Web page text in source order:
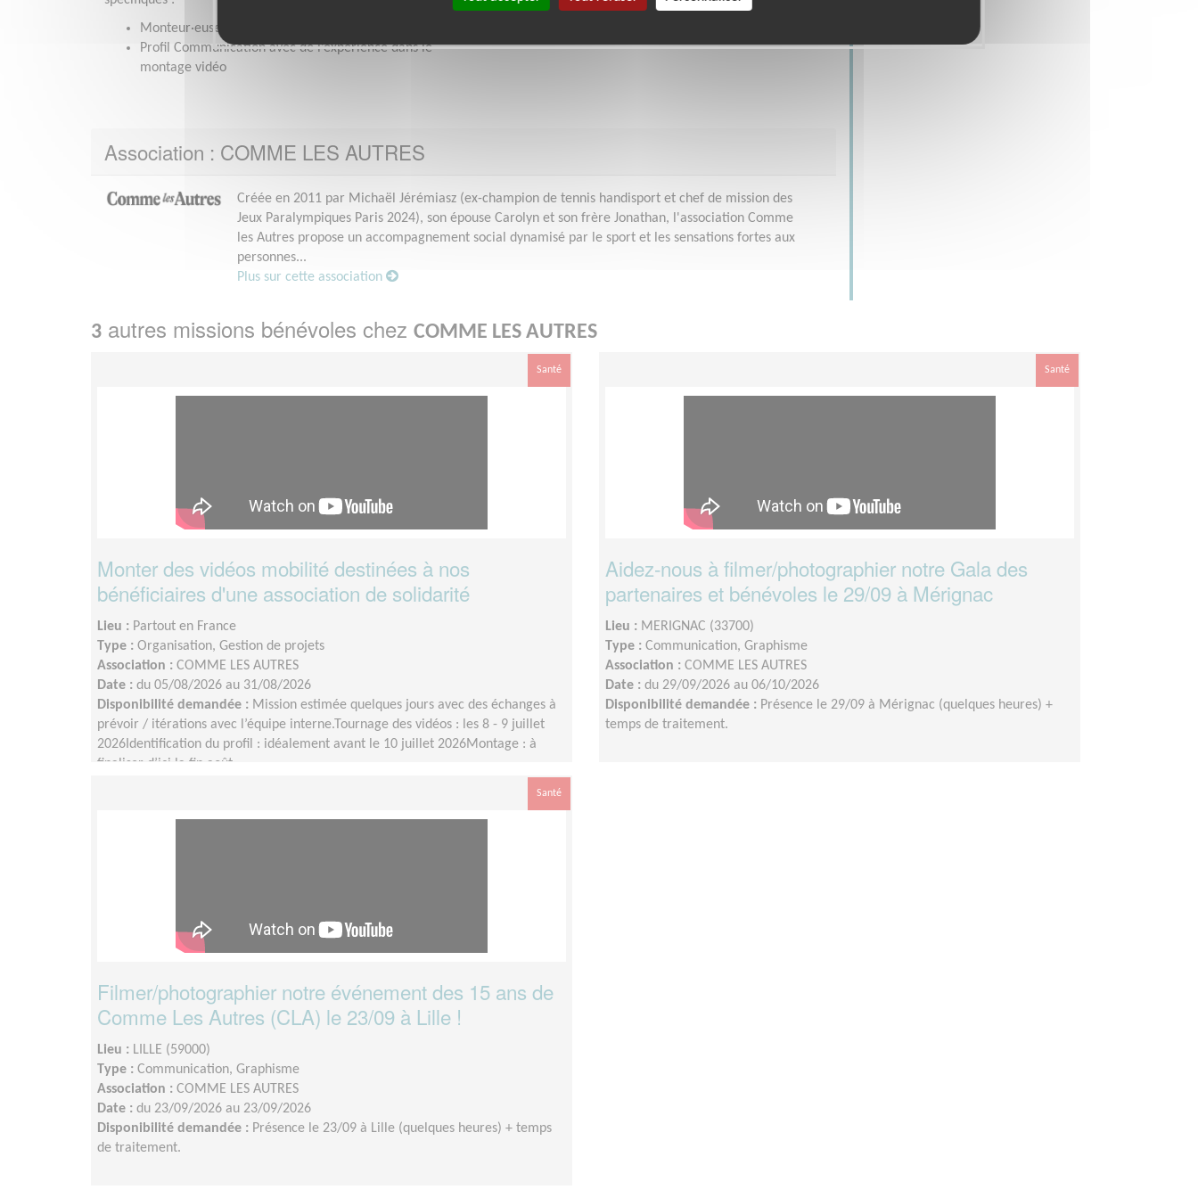
Monteur·euse audio-visuel
Profil Communication avec de l’expérience dans le
montage vidéo
idéalement avant le 10 juillet 2026. Montage : à finaliser
Association : COMME LES AUTRES
Créée en 2011 par Michaël Jérémiasz (ex-champion de tennis handisport et chef de mission des
Jeux Paralympiques Paris 2024), son épouse Carolyn et son frère Jonathan, l'association Comme
les Autres propose un accompagnement social dynamisé par le sport et les sensations fortes aux
personnes...
Plus sur cette association
3 autres missions bénévoles chez COMME LES AUTRES
Santé
Monter des vidéos mobilité destinées à nos
bénéficiaires d'une association de solidarité
Lieu : Partout en France
Type : Organisation, Gestion de projets
Association : COMME LES AUTRES
Date : du 05/08/2026 au 31/08/2026
Disponibilité demandée : Mission estimée quelques jours avec des échanges à
prévoir / itérations avec l’équipe interne.Tournage des vidéos : les 8 - 9 juillet
2026Identification du profil : idéalement avant le 10 juillet 2026Montage : à
finaliser d’ici la fin août
Santé
Aidez-nous à filmer/photographier notre Gala des
partenaires et bénévoles le 29/09 à Mérignac
Lieu : MERIGNAC (33700)
Type : Communication, Graphisme
Association : COMME LES AUTRES
Date : du 29/09/2026 au 06/10/2026
Disponibilité demandée : Présence le 29/09 à Mérignac (quelques heures) +
temps de traitement.
Santé
Filmer/photographier notre événement des 15 ans de
Comme Les Autres (CLA) le 23/09 à Lille !
Lieu : LILLE (59000)
Type : Communication, Graphisme
Association : COMME LES AUTRES
Date : du 23/09/2026 au 23/09/2026
Disponibilité demandée : Présence le 23/09 à Lille (quelques heures) + temps
de traitement.